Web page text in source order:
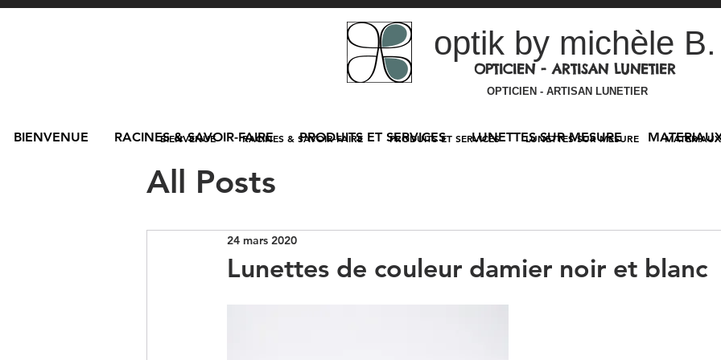
optik by michèle B.
OPTICIEN - ARTISAN LUNETIER
BIENVENUE RACINES & SAVOIR-FAIRE PRODUITS ET SERVICES LUNETTES SUR MESURE
OPTICIEN - ARTISAN LUNETIER
BIENVENUE RACINES & SAVOIR-FAIRE PRODUITS ET SERVICES LUNETTES SUR MESURE MATERIAUX
All Posts
Lunettes de couleur damier noir et blanc
24 mars 2020